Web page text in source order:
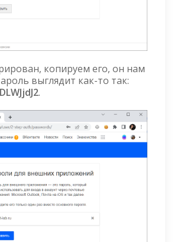
копируем его, он нам
выглядит как-то так:
.